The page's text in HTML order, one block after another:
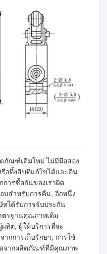
ณฑ์เดิมใหม่ ไม่มีมือสอง
อทิ้งสิบที่แก้ไขได้และคืน
การซื้อกันของเราผิด
บสําหรับการคืน, อีกหนึ่ง
ได้รับการรับประกัน
รฐานคุณภาพเดิม
ลิต, ผู้ให้บริการที่จะ
ากการเก็บรักษา, การใช้
ดจากผลิตภัณฑ์ที่มีคุณภาพ